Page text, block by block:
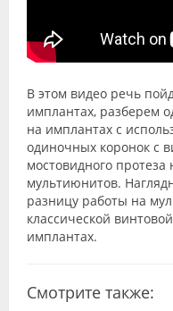
В этом видео речь
имплантах, разберем
на имплантах с
одиночных коронок с
мостовидного
мультиюнитов.
разницу работы на
классической
имплантах.
Смотрите также: